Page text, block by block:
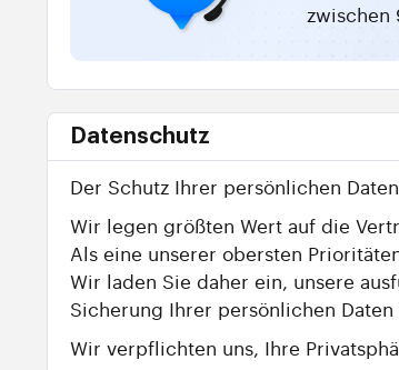
zwischen
Datenschutz
Der Schutz Ihrer persönlichen
Wir legen größten Wert auf die
Als eine unserer obersten
Wir laden Sie daher ein, unsere
Sicherung Ihrer persönlichen
Wir verpflichten uns, Ihre